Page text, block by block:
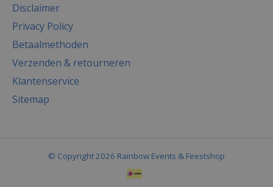
Disclaimer
Privacy Policy
Betaalmethoden
Verzenden & retourneren
Klantenservice
Sitemap
© Copyright 2026 Rainbow Events & Feestshop